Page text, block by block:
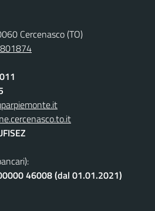
Cercenasco (TO)
46008 (dal 01.01.2021)